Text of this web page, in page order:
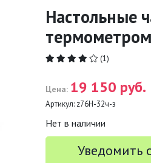
Настольные
термометром
(1)
Цена: 19 150 руб.
Артикул: z76Н-32ч-з
Нет в наличии
Уведомить